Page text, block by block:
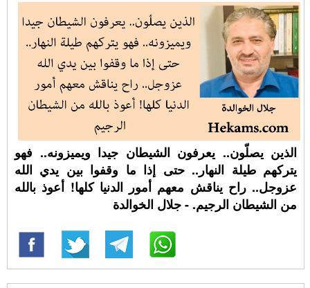
الذين يصلّون.. يعرفون الشيطان جيدا ويميزونه.. فهو
يتركهم طيلة النهار.. حتى إذا ما وقفوا بين يدي الله
عزوجل.. راح يناقش معهم أمور الدنيا كلها! أعوذ بالله
من الشيطان الرجيم. - جلال الخوالدة